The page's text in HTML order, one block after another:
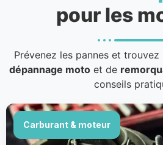
pour les
Prévenez les pannes et
dépannage motoet de
conseils
Carburant & moteur